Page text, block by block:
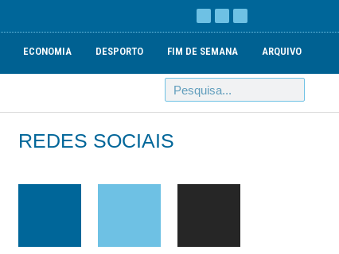
ECONOMIA DESPORTO FIM DE SEMANA ARQUIVO
REDES SOCIAIS